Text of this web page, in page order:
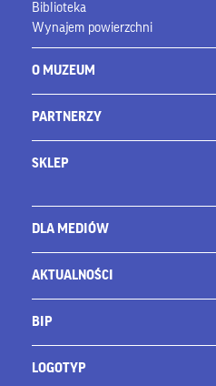
Biblioteka
Wynajem powierzchni
O MUZEUM
PARTNERZY
SKLEP
DLA MEDIÓW
AKTUALNOŚCI
BIP
LOGOTYP